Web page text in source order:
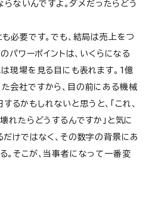
ないんですよ。ダメだったらどう
必要です。でも、結局は売上をつ
のパワーポイントは、いくらになる
は現場を見る目にも表れます。1億
会社ですから、目の前にある機械
かもしれないと思うと、「これ、
れたらどうするんですか」と気に
だけではなく、その数字の背景にあ
。そこが、当事者になって一番変